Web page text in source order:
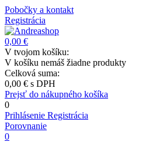
Pobočky a kontakt
Registrácia
0,00 €
V tvojom košíku:
V košíku nemáš žiadne produkty
Celková suma:
0,00 € s DPH
Prejsť do nákupného košíka
0
Prihlásenie Registrácia
Porovnanie
0